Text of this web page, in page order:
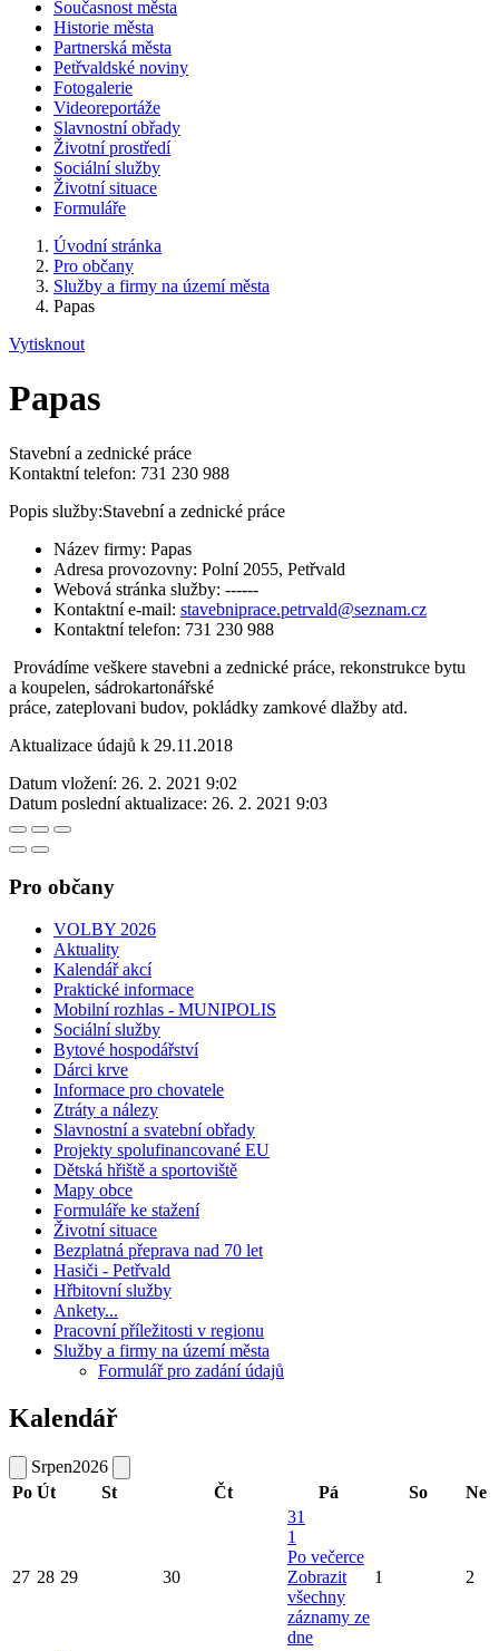
Současnost města
Historie města
Partnerská města
Petřvaldské noviny
Fotogalerie
Videoreportáže
Slavnostní obřady
Životní prostředí
Sociální služby
Životní situace
Formuláře
Úvodní stránka
Pro občany
Služby a firmy na území města
Papas
Vytisknout
Papas
Stavební a zednické práce
Kontaktní telefon: 731 230 988
Popis služby:Stavební a zednické práce
Název firmy: Papas
Adresa provozovny: Polní 2055, Petřvald
Webová stránka služby: ------
Kontaktní e-mail: stavebniprace.petrvald@seznam.cz
Kontaktní telefon: 731 230 988
Provádíme veškere stavebni a zednické práce, rekonstrukce bytu
a koupelen, sádrokartonářské
práce, zateplovani budov, pokládky zamkové dlažby atd.
Aktualizace údajů k 29.11.2018
Datum vložení: 26. 2. 2021 9:02
Datum poslední aktualizace: 26. 2. 2021 9:03
Pro občany
VOLBY 2026
Aktuality
Kalendář akcí
Praktické informace
Mobilní rozhlas - MUNIPOLIS
Sociální služby
Bytové hospodářství
Dárci krve
Informace pro chovatele
Ztráty a nálezy
Slavnostní a svatební obřady
Projekty spolufinancované EU
Dětská hřiště a sportoviště
Mapy obce
Formuláře ke stažení
Životní situace
Bezplatná přeprava nad 70 let
Hasiči - Petřvald
Hřbitovní služby
Ankety...
Pracovní příležitosti v regionu
Služby a firmy na území města
Formulář pro zadání údajů
Kalendář
Srpen2026
Po Út St Čt Pá So Ne
27 28 29 30
31
1
Po večerce
Zobrazit
všechny
záznamy ze
dne
1 2